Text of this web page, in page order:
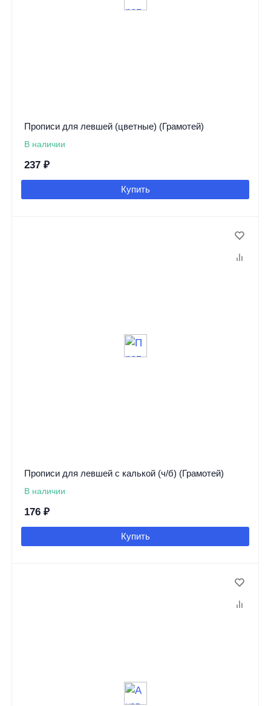
Прописи для левшей (цветные) (Грамотей)
В наличии
237 ₽
Купить
Прописи для левшей с калькой (ч/б) (Грамотей)
В наличии
176 ₽
Купить